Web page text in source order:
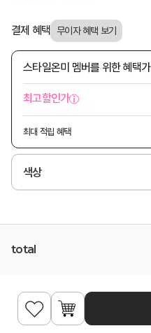
결제 혜택
스타일온미 멤버를 위한 혜택가
최고할인가
최대 적립 혜택
색상
total